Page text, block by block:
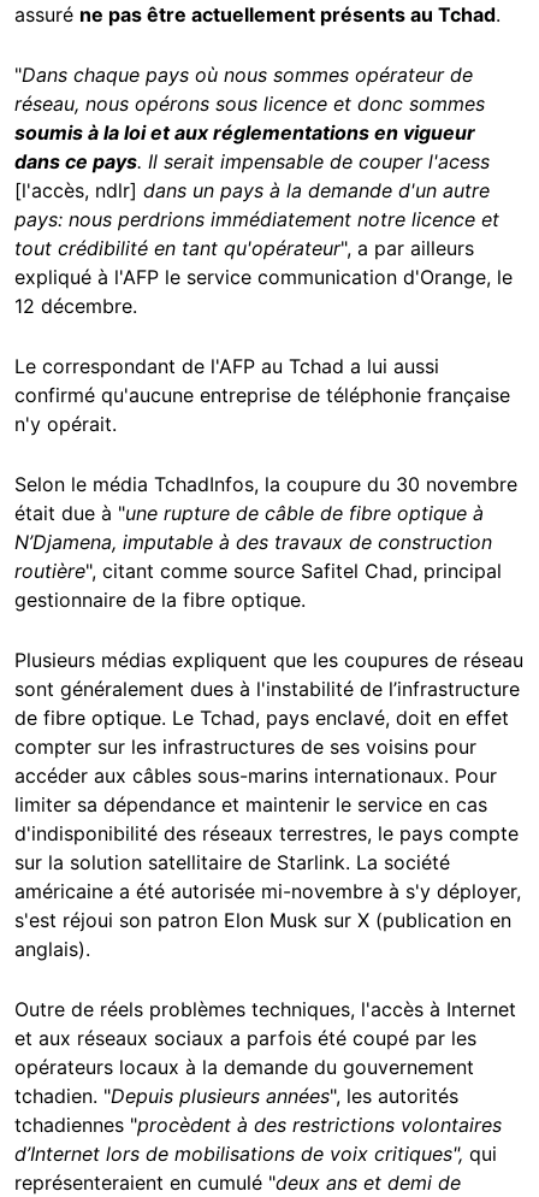
assuré ne pas être actuellement présents au Tchad.
"Dans chaque pays où nous sommes opérateur de
réseau, nous opérons sous licence et donc sommes
soumis à la loi et aux réglementations en vigueur
dans ce pays. Il serait impensable de couper l'acess
[l'accès, ndlr] dans un pays à la demande d'un autre
pays: nous perdrions immédiatement notre licence et
tout crédibilité en tant qu'opérateur", a par ailleurs
expliqué à l'AFP le service communication d'Orange, le
12 décembre.
Le correspondant de l'AFP au Tchad a lui aussi
confirmé qu'aucune entreprise de téléphonie française
n'y opérait.
Selon le média TchadInfos, la coupure du 30 novembre
était due à "une rupture de câble de fibre optique à
N’Djamena, imputable à des travaux de construction
routière", citant comme source Safitel Chad, principal
gestionnaire de la fibre optique.
Plusieurs médias expliquent que les coupures de réseau
sont généralement dues à l'instabilité de l’infrastructure
de fibre optique. Le Tchad, pays enclavé, doit en effet
compter sur les infrastructures de ses voisins pour
accéder aux câbles sous-marins internationaux. Pour
limiter sa dépendance et maintenir le service en cas
d'indisponibilité des réseaux terrestres, le pays compte
sur la solution satellitaire de Starlink. La société
américaine a été autorisée mi-novembre à s'y déployer,
s'est réjoui son patron Elon Musk sur X (publication en
anglais).
Outre de réels problèmes techniques, l'accès à Internet
et aux réseaux sociaux a parfois été coupé par les
opérateurs locaux à la demande du gouvernement
tchadien. "Depuis plusieurs années", les autorités
tchadiennes "procèdent à des restrictions volontaires
d’Internet lors de mobilisations de voix critiques", qui
représenteraient en cumulé "deux ans et demi de